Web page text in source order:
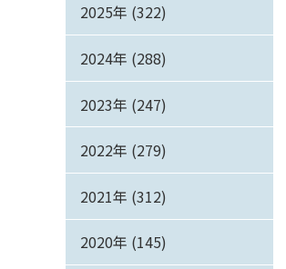
2025年 (322)
2024年 (288)
2023年 (247)
2022年 (279)
2021年 (312)
2020年 (145)